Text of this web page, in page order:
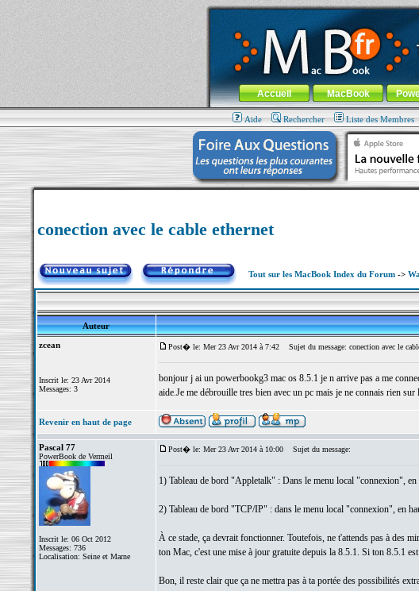
MacBook-fr.com : 100% Apple... 100% nomade !
Aller au contenu-Aller au menu général-
Menu général
Accueil MacBook
Aide Rechercher Liste des Membres
conection avec le cable ethernet
Tout sur les MacBook Index du Forum->
Auteur
zcean
Inscrit le: 23 Avr 2014
Messages: 3
Post� le: Mer 23 Avr 2014 à 7:42 Sujet du message: conection avec le
bonjour j ai un powerbookg3 mac os 8.5.1 je n arrive pas a me
aide.Je me débrouille tres bien avec un pc mais je ne connais rien
Revenir en haut de page
Pascal 77
PowerBook de Vermeil
Inscrit le: 06 Oct 2012
Messages: 736
Localisation: Seine et Marne
Post� le: Mer 23 Avr 2014 à 10:00 Sujet du message:
1) Tableau de bord "Appletalk" : Dans le menu local "connexion", en
2) Tableau de bord "TCP/IP" : dans le menu local "connexion", en
À ce stade, ça devrait fonctionner. Toutefois, ne t'attends pas à des
ton Mac, c'est une mise à jour gratuite depuis la 8.5.1. Si ton 8.5.1
Bon, il reste clair que ça ne mettra pas à ta portée des possibilités